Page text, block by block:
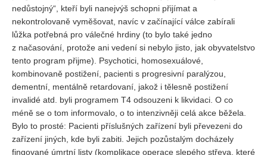
nedůstojný“, kteří byli nanejvýš schopni přijímat a
nekontrolovaně vyměšovat, navíc v začínající válce zabírali
lůžka potřebná pro válečné hrdiny (to bylo také jedno
z načasování, protože ani vedení si nebylo jisto, jak obyvatelstvo
tento program přijme). Psychotici, homosexuálové,
kombinovaně postižení, pacienti s progresivní paralýzou,
dementní, mentálně retardovaní, jakož i tělesně postižení
invalidé atd. byli programem T4 odsouzeni k likvidaci. O co
méně se o tom informovalo, o to intenzivněji celá akce běžela.
Bylo to prosté: Pacienti příslušných zařízení byli převezeni do
zařízení jiných, kde byli zabiti. Jejich pozůstalým docházely
fingované úmrtní listy (komplikace operace slepého střeva, které